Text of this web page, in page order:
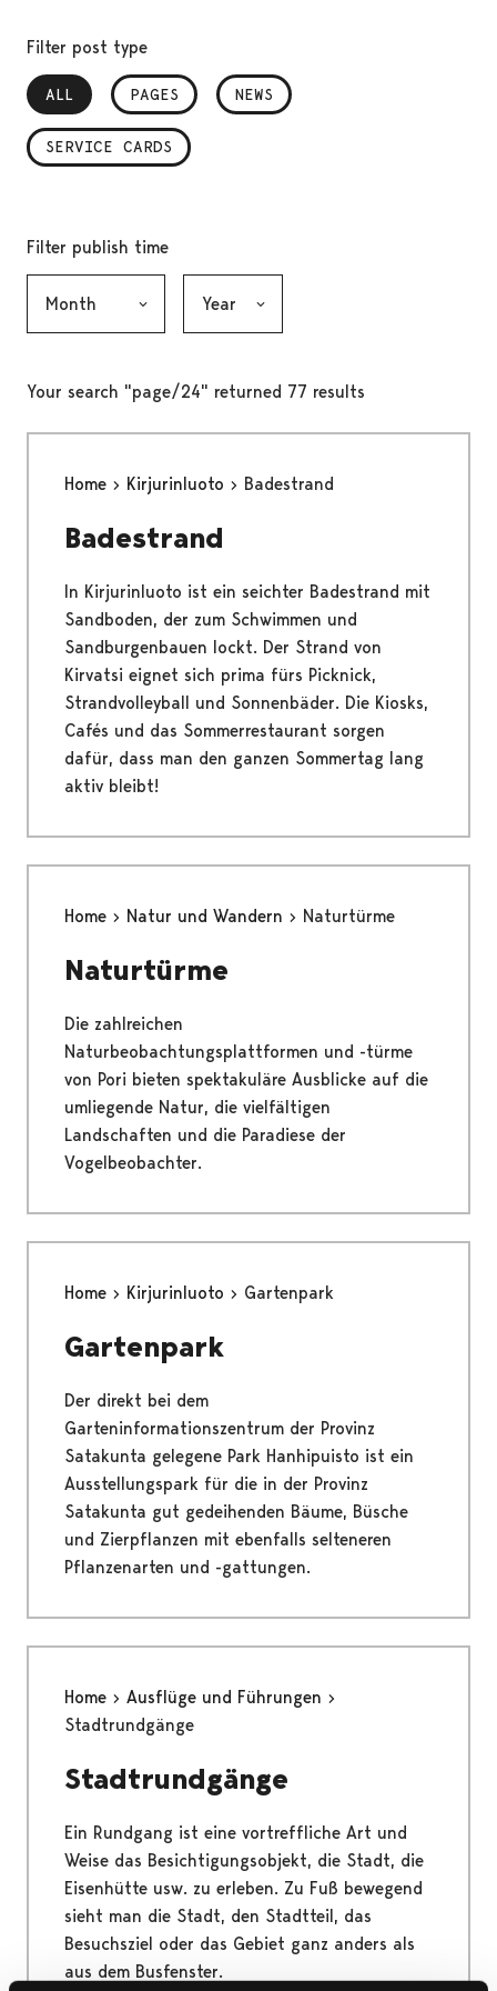
Filter post type
ALL
, SELECTEDPAGES NEWS
SERVICE CARDS
Filter publish time
Your search "page/24" returned 77 results
Home Kirjurinluoto Badestrand
Badestrand
In Kirjurinluoto ist ein seichter Badestrand mit
Sandboden, der zum Schwimmen und
Sandburgenbauen lockt. Der Strand von
Kirvatsi eignet sich prima fürs Picknick,
Strandvolleyball und Sonnenbäder. Die Kiosks,
Cafés und das Sommerrestaurant sorgen
dafür, dass man den ganzen Sommertag lang
aktiv bleibt!
Home Natur und Wandern Naturtürme
Naturtürme
Die zahlreichen
Naturbeobachtungsplattformen und -türme
von Pori bieten spektakuläre Ausblicke auf die
umliegende Natur, die vielfältigen
Landschaften und die Paradiese der
Vogelbeobachter.
Home Kirjurinluoto Gartenpark
Gartenpark
Der direkt bei dem
Garteninformationszentrum der Provinz
Satakunta gelegene Park Hanhipuisto ist ein
Ausstellungspark für die in der Provinz
Satakunta gut gedeihenden Bäume, Büsche
und Zierpflanzen mit ebenfalls selteneren
Pflanzenarten und -gattungen.
Home
Ausflüge und Führungen
Stadtrundgänge
Stadtrundgänge
Ein Rundgang ist eine vortreffliche Art und
Weise das Besichtigungsobjekt, die Stadt, die
Eisenhütte usw. zu erleben. Zu Fuß bewegend
sieht man die Stadt, den Stadtteil, das
Besuchsziel oder das Gebiet ganz anders als
aus dem Busfenster.